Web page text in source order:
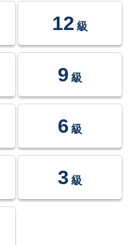
12 級
9 級
6 級
3 級